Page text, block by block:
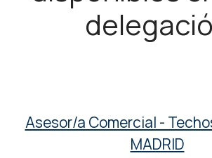
Asesor/a Comercial -
MADRID